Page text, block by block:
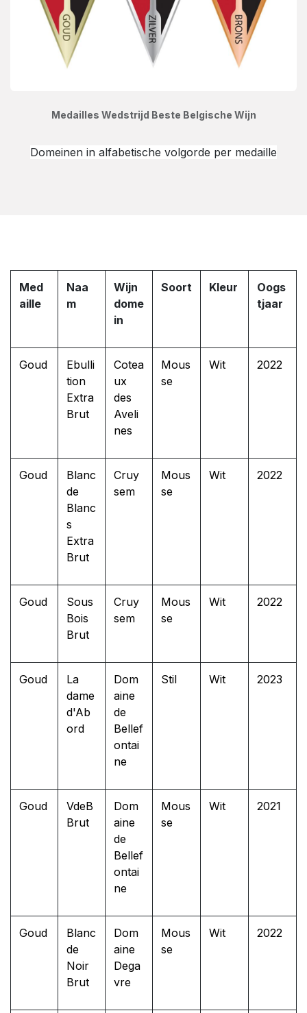
Medailles Wedstrijd Beste Belgische Wijn
Domeinen in alfabetische volgorde per medaille
Med
aille
Naa
m
Wijn
dome
in
Soort Kleur
Oogs
tjaar
Goud
Ebulli
tion
Extra
Brut
Cotea
ux
des
Aveli
nes
Mous
se
Wit 2022
Goud
Blanc
de
Blanc
s
Extra
Brut
Cruy
sem
Mous
se
Wit 2022
Goud
Sous
Bois
Brut
Cruy
sem
Mous
se
Wit 2022
Goud
La
dame
d'Ab
ord
Dom
aine
de
Bellef
ontai
ne
Stil Wit 2023
Goud
VdeB
Brut
Dom
aine
de
Bellef
ontai
ne
Mous
se
Wit 2021
Goud
Blanc
de
Noir
Brut
Dom
aine
Dega
vre
Mous
se
Wit 2022